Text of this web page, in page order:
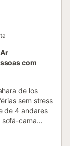
com
de los
sem stress
de 4 andares
sofá-cama
acomodar 5